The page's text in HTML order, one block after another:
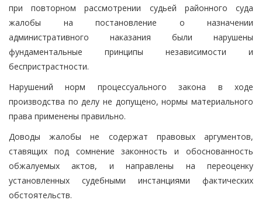
при повторном рассмотрении судьей районного суда
жалобы на постановление о назначении
административного наказания были нарушены
фундаментальные принципы независимости и
беспристрастности.
Нарушений норм процессуального закона в ходе
производства по делу не допущено, нормы материального
права применены правильно.
Доводы жалобы не содержат правовых аргументов,
ставящих под сомнение законность и обоснованность
обжалуемых актов, и направлены на переоценку
установленных судебными инстанциями фактических
обстоятельств.